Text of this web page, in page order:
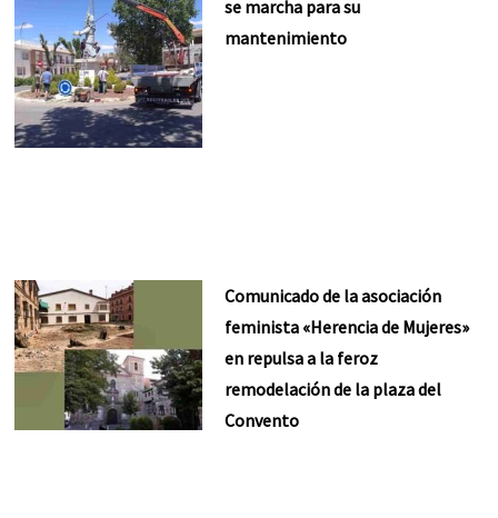
se marcha para su
mantenimiento
Comunicado de la asociación
feminista «Herencia de Mujeres»
en repulsa a la feroz
remodelación de la plaza del
Convento